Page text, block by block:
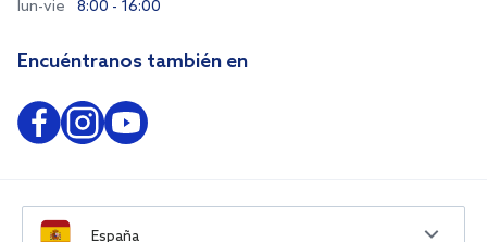
lun-vie 8:00 - 16:00
Encuéntranos también en
España